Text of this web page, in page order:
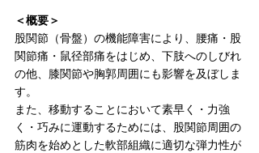
＜概要＞
股関節（骨盤）の機能障害により、腰痛・股
関節痛・鼠径部痛をはじめ、下肢へのしびれ
の他、膝関節や胸郭周囲にも影響を及ぼしま
す。
また、移動することにおいて素早く・力強
く・巧みに運動するためには、股関節周囲の
筋肉を始めとした軟部組織に適切な弾力性が